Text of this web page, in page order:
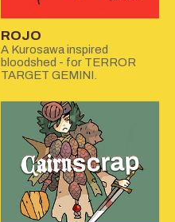
ROJO
A Kurosawa inspired
bloodshed - for TERROR
TARGET GEMINI.